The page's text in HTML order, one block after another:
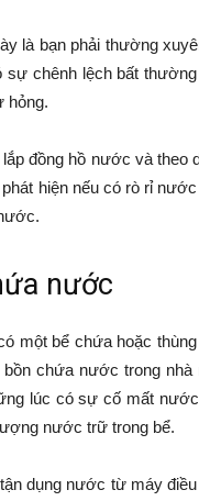
là bạn phải thường
sự chênh lệch bất
hỏng.
lắp đồng hồ nước và
hiện nếu có rò rỉ
nước
một bể chứa hoặc
chứa nước trong
lúc có sự cố mất
nước trữ trong bể.
dụng nước từ máy